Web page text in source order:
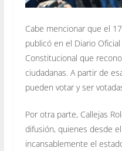
Cabe mencionar que el
publicó en el Diario
Constitucional que
ciudadanas. A partir de
pueden votar y ser
Por otra parte, Callejas
difusión, quienes desde
incansablemente el